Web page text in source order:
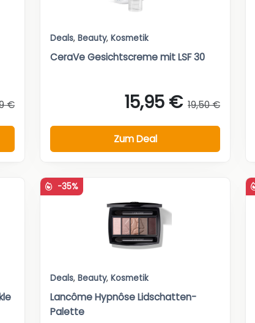
€
Deals, Beauty, Kosmetik
CeraVe Gesichtscreme mit LSF 30
15,95 € 19,50 €
Zum Deal
-35%
Deals, Beauty, Kosmetik
Lancôme Hypnôse Lidschatten-
Palette